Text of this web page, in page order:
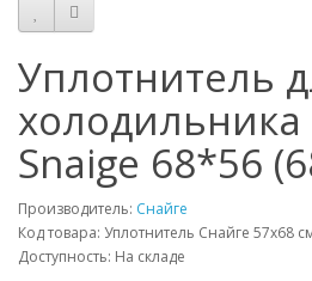
Уплотнитель
Snaige 68*56
Производитель: Снайге
Код товара: Уплотнитель Снайге 57х68
Доступность: На складе